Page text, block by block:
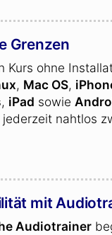
Grenzen
Kurs ohne
, Mac OS,
, iPad sowie
nahtlos
mit
Audiotrainer